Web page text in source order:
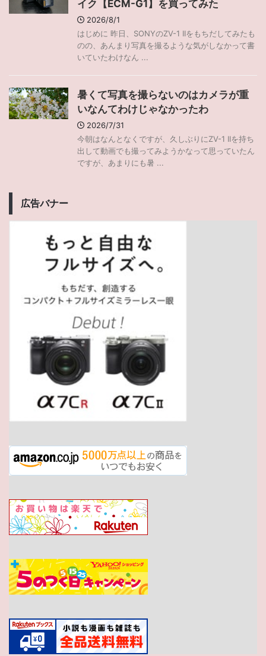
イク【ECM-G1】を買ってみた
2026/8/1
はじめに 昨日、SONYのZV-1 IIをもちだしてみたも
のの、あんまり写真を撮るような気がしなかって書
いていたわけなん ...
暑くて写真を撮らないのはカメラが重
いなんてわけじゃなかったわ
2026/7/31
今朝はなんとなくですが、久しぶりにZV-1 IIを持ち
出して動画でも撮ってみようかなって思っていたん
ですが、あまりにも暑 ...
広告バナー